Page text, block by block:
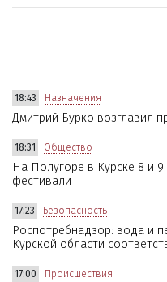
18:43 Назначения
Дмитрий Бурко возглавил
18:31 Общество
На Полугоре в Курске 8 и 9
фестивали
17:23 Безопасность
Роспотребнадзор: вода и
Курской области
17:00 Происшествия